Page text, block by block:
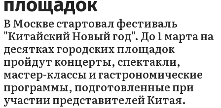
площадок
В Москве стартовал фестиваль
"Китайский Новый год". До 1 марта на
десятках городских площадок
пройдут концерты, спектакли,
мастер-классы и гастрономические
программы, подготовленные при
участии представителей Китая.